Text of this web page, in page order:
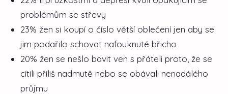
problémům se střevy
23% žen si koupí o číslo větší oblečení jen aby se
jim podařilo schovat nafouknuté břicho
20% žen se nešlo bavit ven s přáteli proto, že se
cítili příliš nadmutě nebo se obávali nenadálého
průjmu